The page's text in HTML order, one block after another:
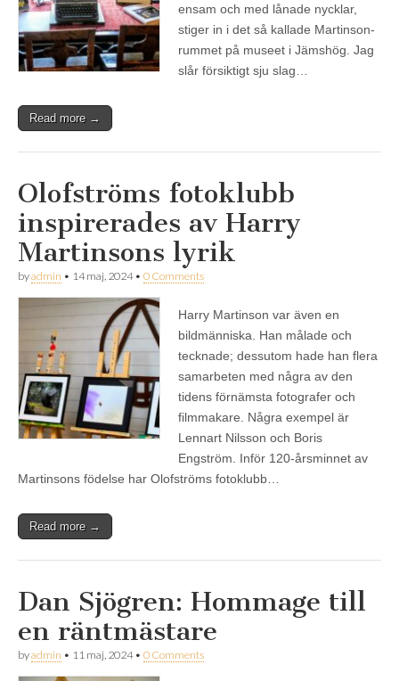
ensam och med lånade nycklar,
stiger in i det så kallade Martinson-
rummet på museet i Jämshög. Jag
slår försiktigt sju slag…
Read more →
Olofströms fotoklubb
inspirerades av Harry
Martinsons lyrik
byadmin • 14 maj, 2024• 0 Comments
Harry Martinson var även en
bildmänniska. Han målade och
tecknade; dessutom hade han flera
samarbeten med några av den
tidens förnämsta fotografer och
filmmakare. Några exempel är
Lennart Nilsson och Boris
Engström. Inför 120-årsminnet av
Martinsons födelse har Olofströms fotoklubb…
Read more →
Dan Sjögren: Hommage till
en räntmästare
byadmin • 11 maj, 2024• 0 Comments